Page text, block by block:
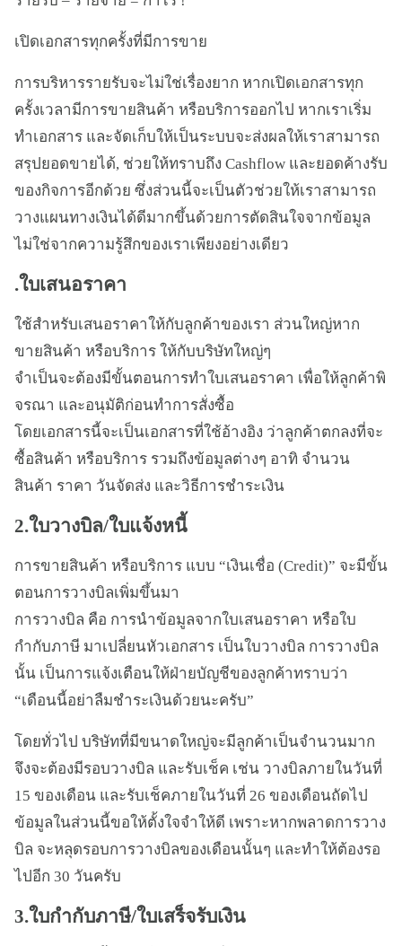
เปิดเอกสารทุกครั้งที่มีการขาย
การบริหารรายรับจะไม่ใช่เรื่องยาก หากเปิดเอกสารทุก
ครั้งเวลามีการขายสินค้า หรือบริการออกไป หากเราเริ่ม
ทำเอกสาร และจัดเก็บให้เป็นระบบจะส่งผลให้เราสามารถ
สรุปยอดขายได้, ช่วยให้ทราบถึง Cashflow และยอดค้างรับ
ของกิจการอีกด้วย ซึ่งส่วนนี้จะเป็นตัวช่วยให้เราสามารถ
วางแผนทางเงินได้ดีมากขึ้นด้วยการตัดสินใจจากข้อมูล
ไม่ใช่จากความรู้สึกของเราเพียงอย่างเดียว
.ใบเสนอราคา
ใช้สำหรับเสนอราคาให้กับลูกค้าของเรา ส่วนใหญ่หาก
ขายสินค้า หรือบริการ ให้กับบริษัทใหญ่ๆ
จำเป็นจะต้องมีขั้นตอนการทำใบเสนอราคา เพื่อให้ลูกค้าพิ
จรณา และอนุมัติก่อนทำการสั่งซื้อ
โดยเอกสารนี้จะเป็นเอกสารที่ใช้อ้างอิง ว่าลูกค้าตกลงที่จะ
ซื้อสินค้า หรือบริการ รวมถึงข้อมูลต่างๆ อาทิ จำนวน
สินค้า ราคา วันจัดส่ง และวิธีการชำระเงิน
2.ใบวางบิล/ใบแจ้งหนี้
การขายสินค้า หรือบริการ แบบ “เงินเชื่อ (Credit)” จะมีขั้น
ตอนการวางบิลเพิ่มขึ้นมา
การวางบิล คือ การนำข้อมูลจากใบเสนอราคา หรือใบ
กำกับภาษี มาเปลี่ยนหัวเอกสาร เป็นใบวางบิล การวางบิล
นั้น เป็นการแจ้งเตือนให้ฝ่ายบัญชีของลูกค้าทราบว่า
“เดือนนี้อย่าลืมชำระเงินด้วยนะครับ”
โดยทั่วไป บริษัทที่มีขนาดใหญ่จะมีลูกค้าเป็นจำนวนมาก
จึงจะต้องมีรอบวางบิล และรับเช็ค เช่น วางบิลภายในวันที่
15 ของเดือน และรับเช็คภายในวันที่ 26 ของเดือนถัดไป
ข้อมูลในส่วนนี้ขอให้ตั้งใจจำให้ดี เพราะหากพลาดการวาง
บิล จะหลุดรอบการวางบิลของเดือนนั้นๆ และทำให้ต้องรอ
ไปอีก 30 วันครับ
3.ใบกำกับภาษี/ใบเสร็จรับเงิน